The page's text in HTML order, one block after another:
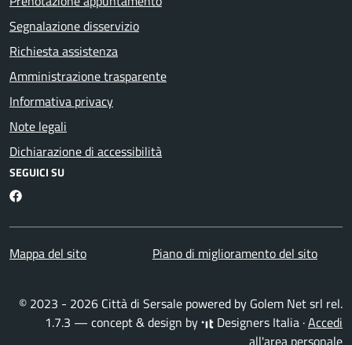
Segnalazione disservizio
Richiesta assistenza
Amministrazione trasparente
Informativa privacy
Note legali
Dichiarazione di accessibilità
SEGUICI SU
Facebook
Mappa del sito Piano di miglioramento del sito
© 2023 - 2026 Città di Sersale powered by Golem Net srl rel.
1.7.3 — concept & design by
Designers Italia ·Accedi
all'area personale